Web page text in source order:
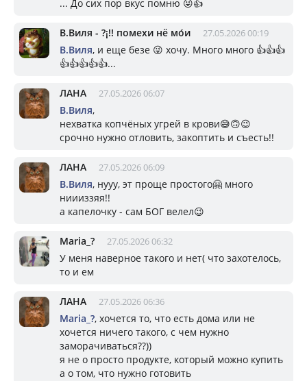
... До сих пор вкус помню 😜👍
В.Виля - ?¡!! помехи нё мо́и 27.05.2026 00:19
В.Виля, и еще безе 😜 хочу. Много много 👍👍👍
👍👍👍👍👍...
ЛАНА 27.05.2026 06:07
В.Виля,
нехватка копчёных угрей в крови😅🙃😉
срочно нужно отловить, закоптить и съесть!!
ЛАНА 27.05.2026 06:09
В.Виля, нууу, эт проще простого🤗 много
ниииззяя!!
а капелочку - сам БОГ велел😉
Mariа_? 27.05.2026 06:32
У меня наверное такого и нет( что захотелось,
то и ем
ЛАНА 27.05.2026 06:36
Mariа_?, хочется то, что есть дома или не
хочется ничего такого, с чем нужно
заморачиваться??))
я не о просто продукте, который можно купить
а о том, что нужно готовить